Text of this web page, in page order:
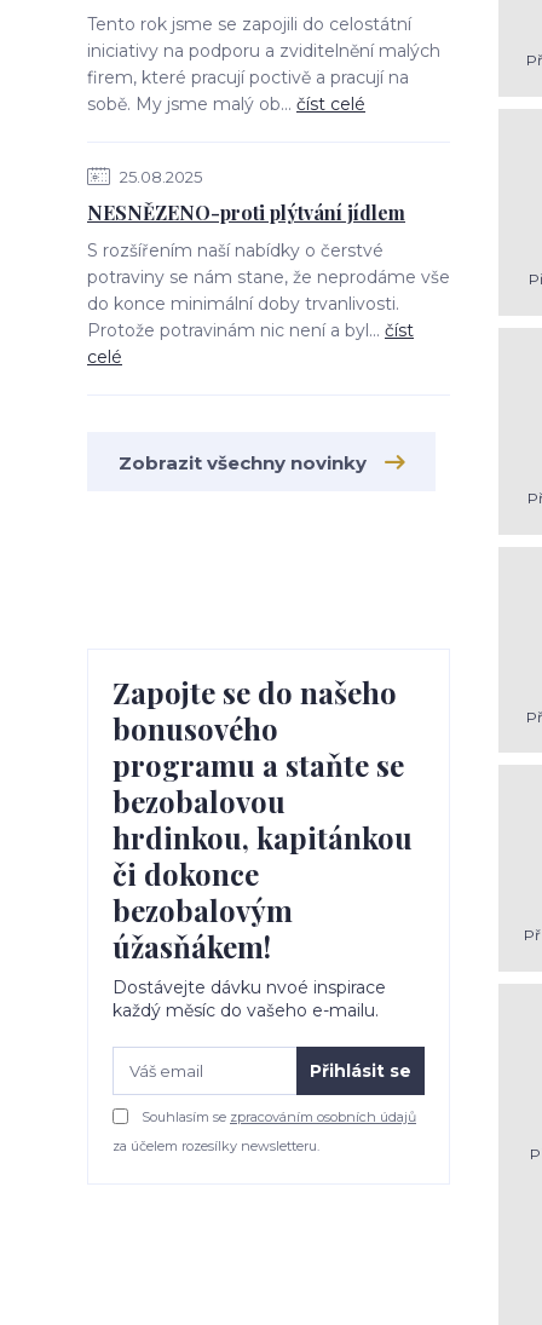
Tento rok jsme se zapojili do celostátní
iniciativy na podporu a zviditelnění malých
firem, které pracují poctivě a pracují na
sobě. My jsme malý ob... číst celé
25.08.2025
NESNĚZENO-proti plýtvání jídlem
S rozšířením naší nabídky o čerstvé
potraviny se nám stane, že neprodáme vše
do konce minimální doby trvanlivosti.
Protože potravinám nic není a byl... číst
celé
Zobrazit všechny novinky
Zapojte se do našeho
bonusového
programu a staňte se
bezobalovou
hrdinkou, kapitánkou
či dokonce
bezobalovým
úžasňákem!
Dostávejte dávku nvoé inspirace
každý měsíc do vašeho e-mailu.
Přihlásit se
Souhlasím se zpracováním osobních údajů
za účelem rozesílky newsletteru.